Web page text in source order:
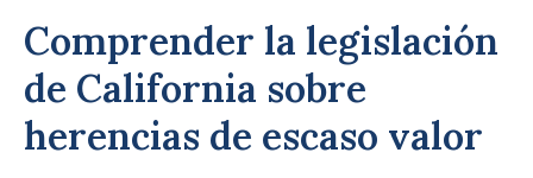
Comprender la legislación
de California sobre
herencias de escaso valor